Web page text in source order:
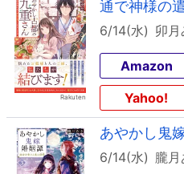
通で神様の
6/14(水) 卯
Amazon
Yahoo!
あやかし鬼
6/14(水) 朧月